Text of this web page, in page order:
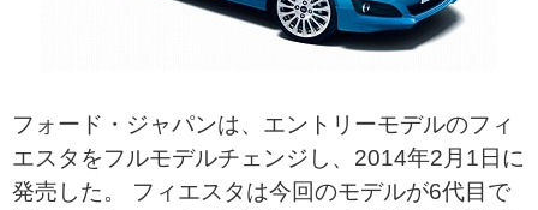
フォード・ジャパンは、エントリーモデルのフィ
エスタをフルモデルチェンジし、2014年2月1日に
発売した。 フィエスタは今回のモデルが6代目で